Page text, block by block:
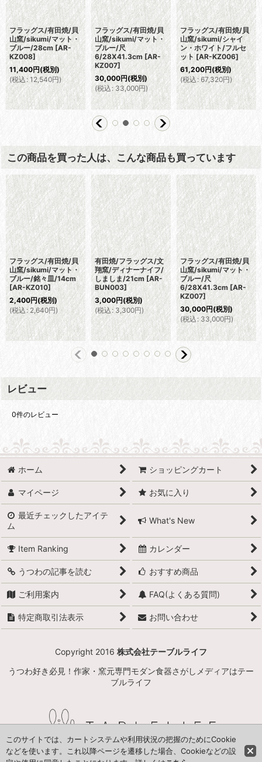
フラッグス/有田焼/貝
山窯/sikumi/マット・
ブルー/28cm [AR-
KZ008]
11,400円(税別)
(税込 : 12,540円)
フラッグス/有田焼/貝
山窯/sikumi/マット・
ブルー/尺
6/28X41.3cm [AR-
KZ007]
30,000円(税別)
(税込: 33,000円)
フラッグス/有田焼/貝
山窯/sikumi/シャイ
ン・ホワイト/フルセ
ット [AR-KZ006]
61,200円(税別)
(税込: 67,320円)
この商品を買った人は、こんな商品も買っています
フラッグス/有田焼/貝
山窯/sikumi/マット・
ブルー/銘々皿/14cm
[AR-KZ010]
2,400円(税別)
(税込 : 2,640円)
有田焼/フラッグス/文
翔窯/ディナーナイフ/
しましま/21cm [AR-
BUN003]
3,000円(税別)
(税込 : 3,300円)
フラッグス/有田焼/貝
山窯/sikumi/マット・
ブルー/尺
6/28X41.3cm [AR-
KZ007]
30,000円(税別)
(税込: 33,000円)
レビュー
0件のレビュー
ホーム ショッピングカート
マイページ お気に入り
最近チェックしたアイテ
ム
What's New
Item Ranking カレンダー
うつわの記事を読む おすすめ商品
ご利用案内 FAQ(よくある質問)
特定商取引法表示 お問い合わせ
Copyright 2016 株式会社テーブルライフ
うつわ好き必見！作家・窯元専門モダン食器さがしメディアはテー
ブルライフ
このサイトでは、カートシステムや利用状況の把握のためにCookie
などを使います。これ以降ページを遷移した場合、Cookieなどの設